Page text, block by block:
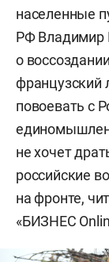
населенные
РФ Владимир
о
повоевать с
не хочет
российские
на фронте,
«БИЗНЕС